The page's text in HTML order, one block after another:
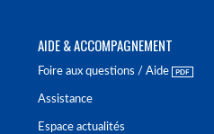
AIDE & ACCOMPAGNEMENT
Foire aux questions / Aide
Assistance
Espace actualités